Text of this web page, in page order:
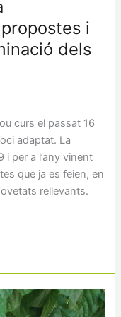
i
dels
curs el passat 16
adaptat. La
i per a l’any vinent
que ja es feien, en
rellevants.